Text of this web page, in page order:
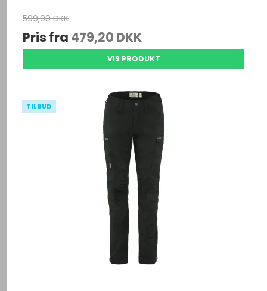
599,00 DKK
Pris fra 479,20 DKK
VIS PRODUKT
TILBUD